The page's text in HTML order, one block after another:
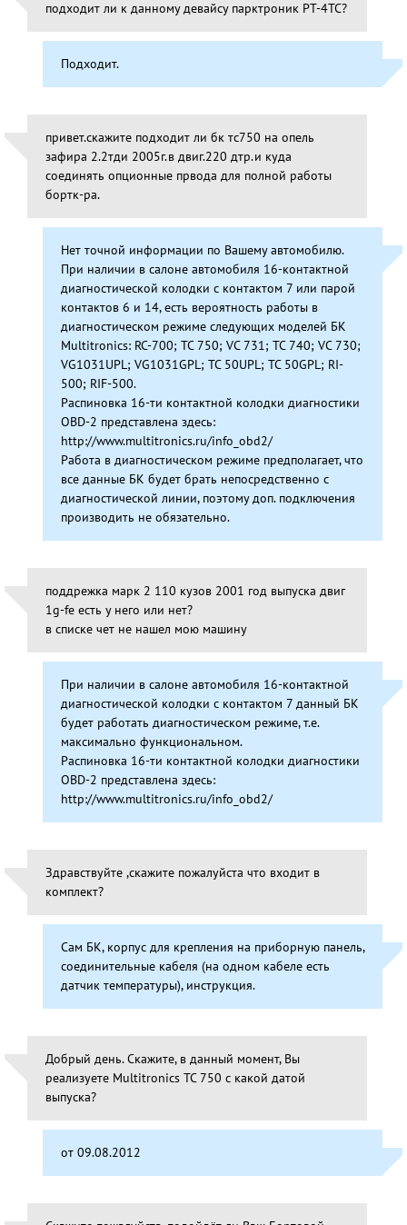
подходит ли к данному девайсу парктроник РТ-4ТС?
Подходит.
привет.скажите подходит ли бк тс750 на опель
зафира 2.2тди 2005г.в двиг.220 дтр.и куда
соединять опционные првода для полной работы
бортк-ра.
Нет точной информации по Вашему автомобилю.
При наличии в салоне автомобиля 16-контактной
диагностической колодки с контактом 7 или парой
контактов 6 и 14, есть вероятность работы в
диагностическом режиме следующих моделей БК
Multitronics: RC-700; TC 750; VC 731; TC 740; VC 730;
VG1031UPL; VG1031GPL; TC 50UPL; TC 50GPL; RI-
500; RIF-500.
Распиновка 16-ти контактной колодки диагностики
OBD-2 представлена здесь:
http://www.multitronics.ru/info_obd2/
Работа в диагностическом режиме предполагает, что
все данные БК будет брать непосредственно с
диагностической линии, поэтому доп. подключения
производить не обязательно.
поддрежка марк 2 110 кузов 2001 год выпуска двиг
1g-fe есть у него или нет?
в списке чет не нашел мою машину
При наличии в салоне автомобиля 16-контактной
диагностической колодки с контактом 7 данный БК
будет работать диагностическом режиме, т.е.
максимально функциональном.
Распиновка 16-ти контактной колодки диагностики
OBD-2 представлена здесь:
http://www.multitronics.ru/info_obd2/
Здравствуйте ,скажите пожалуйста что входит в
комплект?
Сам БК, корпус для крепления на приборную панель,
соединительные кабеля (на одном кабеле есть
датчик температуры), инструкция.
Добрый день. Скажите, в данный момент, Вы
реализуете Multitronics TC 750 с какой датой
выпуска?
от 09.08.2012